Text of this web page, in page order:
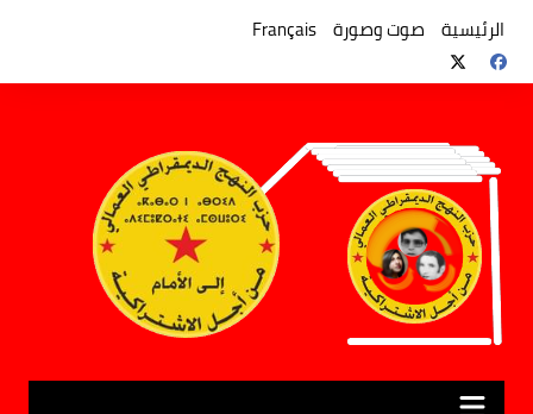
المحتوى
الرئيسية صوت وصورة Français